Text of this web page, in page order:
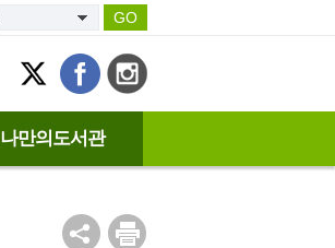
GO
나만의도서관